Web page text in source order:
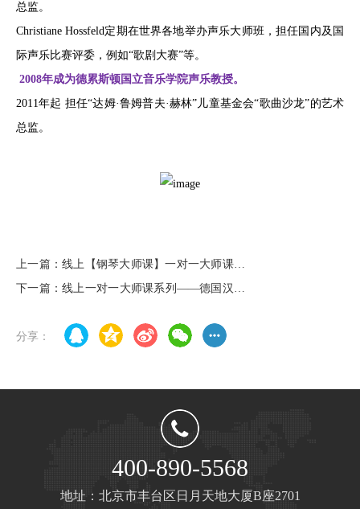
总监。
Christiane Hossfeld定期在世界各地举办声乐大师班，担任国内及国
际声乐比赛评委，例如“歌剧大赛”等。
2008年成为德累斯顿国立音乐学院声乐教授。
2011年起 担任“达姆·鲁姆普夫·赫林”儿童基金会“歌曲沙龙”的艺术
总监。
上一篇：线上【钢琴大师课】一对一大师课系
列——德国汉堡音学院钢琴教授：马提亚斯•韦
下一篇：线上一对一大师课系列——德国汉堡
分享：
400-890-5568
地址：北京市丰台区日月天地大厦B座2701